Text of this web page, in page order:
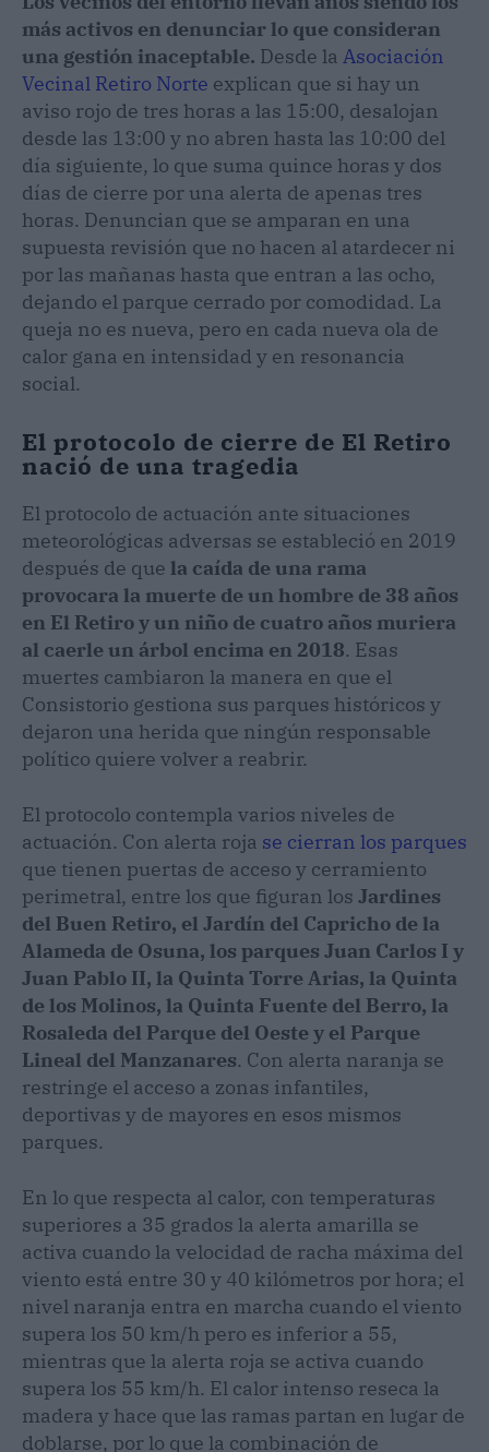
más activos en denunciar lo que consideran
una gestión inaceptable. Desde la Asociación
Vecinal Retiro Norte explican que si hay un
aviso rojo de tres horas a las 15:00, desalojan
desde las 13:00 y no abren hasta las 10:00 del
día siguiente, lo que suma quince horas y dos
días de cierre por una alerta de apenas tres
horas. Denuncian que se amparan en una
supuesta revisión que no hacen al atardecer ni
por las mañanas hasta que entran a las ocho,
dejando el parque cerrado por comodidad. La
queja no es nueva, pero en cada nueva ola de
calor gana en intensidad y en resonancia
social.
El protocolo de cierre de El Retiro
nació de una tragedia
El protocolo de actuación ante situaciones
meteorológicas adversas se estableció en 2019
después de que la caída de una rama
provocara la muerte de un hombre de 38 años
en El Retiro y un niño de cuatro años muriera
al caerle un árbol encima en 2018. Esas
muertes cambiaron la manera en que el
Consistorio gestiona sus parques históricos y
dejaron una herida que ningún responsable
político quiere volver a reabrir.
El protocolo contempla varios niveles de
actuación. Con alerta roja se cierran los parques
que tienen puertas de acceso y cerramiento
perimetral, entre los que figuran los Jardines
del Buen Retiro, el Jardín del Capricho de la
Alameda de Osuna, los parques Juan Carlos I y
Juan Pablo II, la Quinta Torre Arias, la Quinta
de los Molinos, la Quinta Fuente del Berro, la
Rosaleda del Parque del Oeste y el Parque
Lineal del Manzanares. Con alerta naranja se
restringe el acceso a zonas infantiles,
deportivas y de mayores en esos mismos
parques.
En lo que respecta al calor, con temperaturas
superiores a 35 grados la alerta amarilla se
activa cuando la velocidad de racha máxima del
viento está entre 30 y 40 kilómetros por hora; el
nivel naranja entra en marcha cuando el viento
supera los 50 km/h pero es inferior a 55,
mientras que la alerta roja se activa cuando
supera los 55 km/h. El calor intenso reseca la
madera y hace que las ramas partan en lugar de
doblarse, por lo que la combinación de